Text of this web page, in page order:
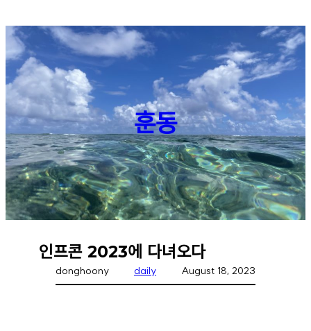
to
content
훈동
인프콘 2023에 다녀오다
donghoony daily August 18, 2023